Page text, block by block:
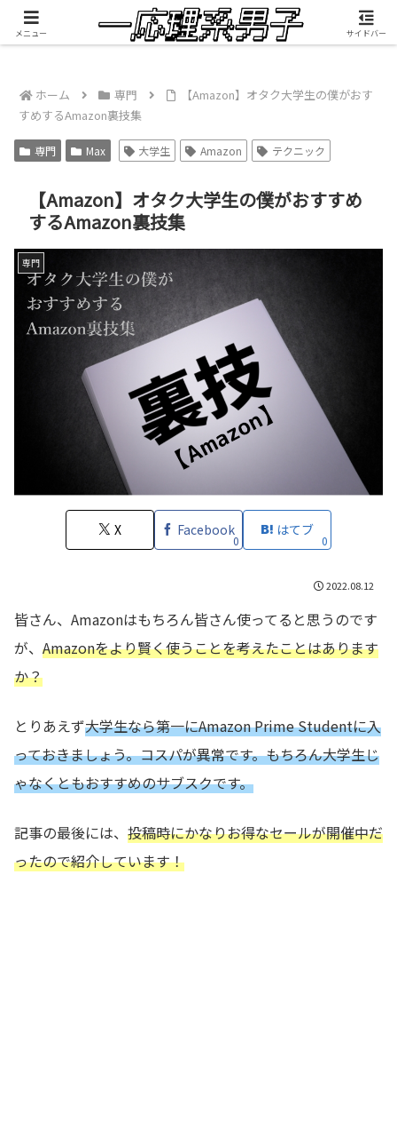
積雲が映像制作したMV『RANGEFINDER』公開中
ホーム 専門
【Amazon】オタク大学生の僕がおす
すめするAmazon裏技集
専門 Max 大学生 Amazon テクニック
【Amazon】オタク大学生の僕がおすすめ
するAmazon裏技集
専門
X Facebook
0
はてブ
0
2022.08.12
皆さん、Amazonはもちろん皆さん使ってると思うのです
が、 Amazonをより賢く使うことを考えたことはあります
か？
とりあえず大学生なら第一にAmazon Prime Studentに入
っておきましょう。コスパが異常です。もちろん大学生じ
ゃなくともおすすめのサブスクです。
記事の最後には、 投稿時にかなりお得なセールが開催中だ
ったので紹介しています！
メニュー サイドバー